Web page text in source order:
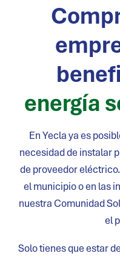
energía
EnYeclaya es
necesidad de instalar
de proveedor
el municipio o en las
nuestra Comunidad
el
Solo tienes que estar